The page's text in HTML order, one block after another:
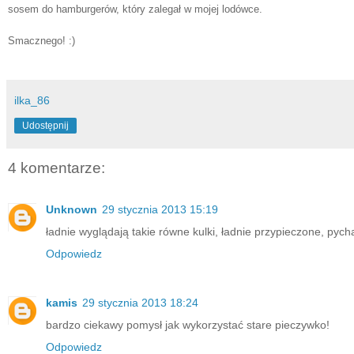
sosem do hamburgerów, który zalegał w mojej lodówce.
Smacznego! :)
ilka_86
Udostępnij
4 komentarze:
Unknown 29 stycznia 2013 15:19
ładnie wyglądają takie równe kulki, ładnie przypieczone,
Odpowiedz
kamis 29 stycznia 2013 18:24
bardzo ciekawy pomysł jak wykorzystać stare pieczywko!
Odpowiedz